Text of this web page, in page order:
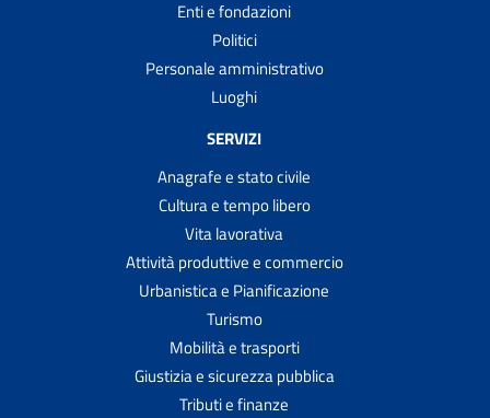
Enti e fondazioni
Politici
Personale amministrativo
Luoghi
SERVIZI
Anagrafe e stato civile
Cultura e tempo libero
Vita lavorativa
Attività produttive e commercio
Urbanistica e Pianificazione
Turismo
Mobilità e trasporti
Giustizia e sicurezza pubblica
Tributi e finanze